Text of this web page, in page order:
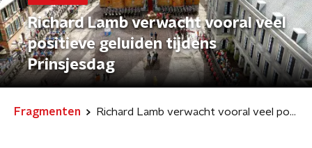
Richard Lamb verwacht vooral veel
positieve geluiden tijdens
Prinsjesdag
Fragmenten Richard Lamb verwacht vooral veel positieve geluiden tijdens Prinsjesdag